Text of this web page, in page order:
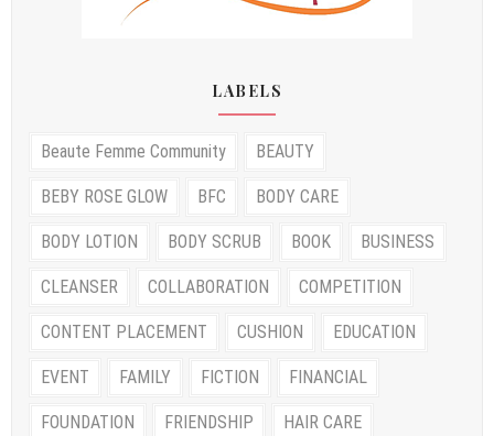
LABELS
Beaute Femme Community BEAUTY
BEBY ROSE GLOW BFC BODY CARE
BODY LOTION BODY SCRUB BOOK BUSINESS
CLEANSER COLLABORATION COMPETITION
CONTENT PLACEMENT CUSHION EDUCATION
EVENT FAMILY FICTION FINANCIAL
FOUNDATION FRIENDSHIP HAIR CARE